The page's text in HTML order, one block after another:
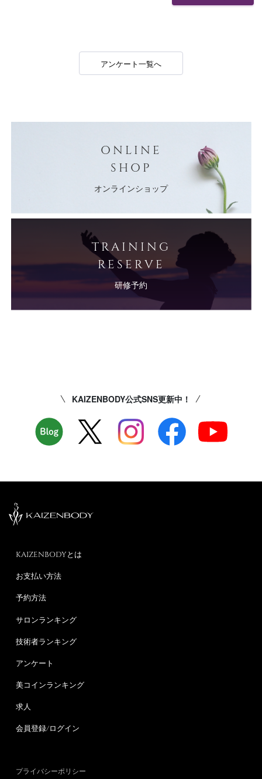
アンケート一覧へ
ONLINE
SHOP
オンラインショップ
TRAINING
RESERVE
研修予約
KAIZENBODY公式SNS更新中！
KAIZENBODYとは
お支払い方法
予約方法
サロンランキング
技術者ランキング
アンケート
美コインランキング
求人
会員登録/ログイン
プライバシーポリシー